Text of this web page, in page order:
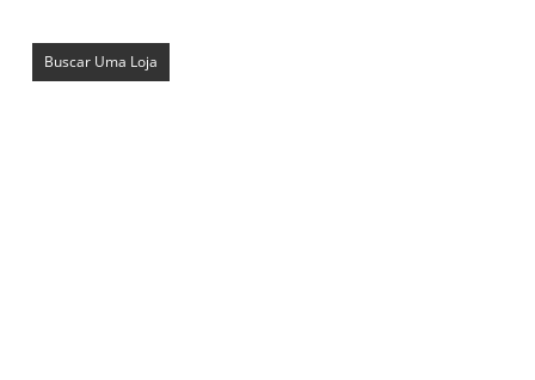
Buscar Uma Loja